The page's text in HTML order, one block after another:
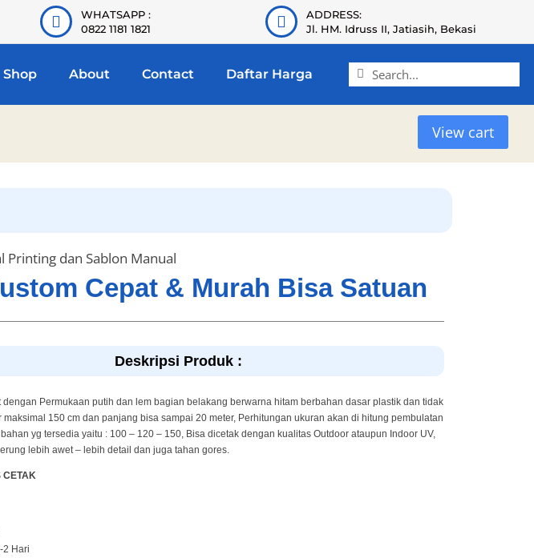
WHATSAPP :
0822 1181 1821
ADDRESS:
Jl. HM. Idruss II, Jatiasih, Bekasi
Shop About Contact Daftar Harga
View cart
Printing dan Sablon Manual
Cepat & Murah Bisa Satuan
Deskripsi Produk :
dengan Permukaan putih dan lem bagian belakang berwarna hitam berbahan dasar plastik dan tidak
maksimal 150 cm dan panjang bisa sampai 20 meter, Perhitungan ukuran akan di hitung pembulatan
yg tersedia yaitu : 100 – 120 – 150, Bisa dicetak dengan kualitas Outdoor ataupun Indoor UV,
lebih awet – lebih detail dan juga tahan gores.
CETAK
2 Hari